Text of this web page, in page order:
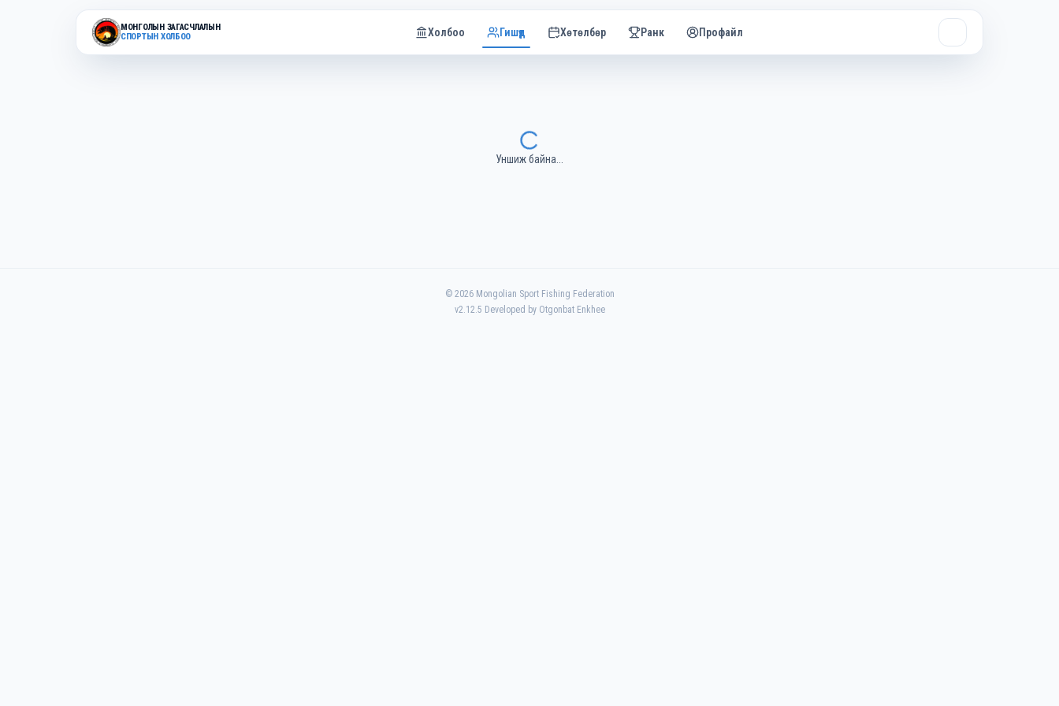
МОНГОЛЫН ЗАГАСЧЛАЛЫН
СПОРТЫН ХОЛБОО
Холбоо Гишүүд Хөтөлбөр Ранк Профайл
Уншиж байна...
© 2026Mongolian Sport Fishing Federation
v2.12.5 Developed by Otgonbat Enkhee